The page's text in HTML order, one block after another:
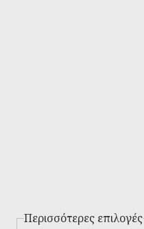
Περισσότερες επιλογές